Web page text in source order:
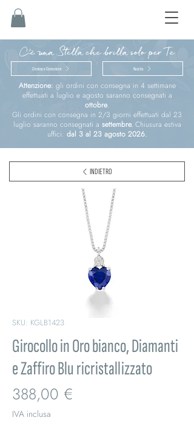
C'è una Stella che brilla solo per Te
Cresima e Comunione Nascita
Attenzione: gli ordini con consegna in 4 settimane
effettuati a luglio e agosto saranno consegnati a
ottobre.
Gli ordini con consegna in 2/3 giorni effettuati dal 23
luglio saranno consegnati a settembre.Chiusura estiva
uffici: dal 3 al 23 agosto 2026.
SKU: KGLB1423
Girocollo in Oro bianco, Diamanti
e Zaffiro Blu ricristallizzato
388,00 €
IVA inclusa
INDIETRO